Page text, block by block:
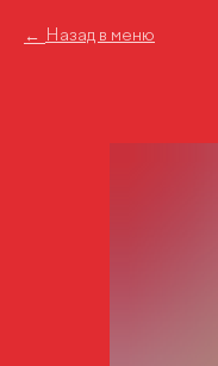
Назад в меню